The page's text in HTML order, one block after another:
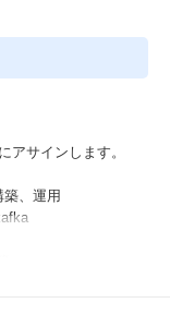
アサインします。
、運用